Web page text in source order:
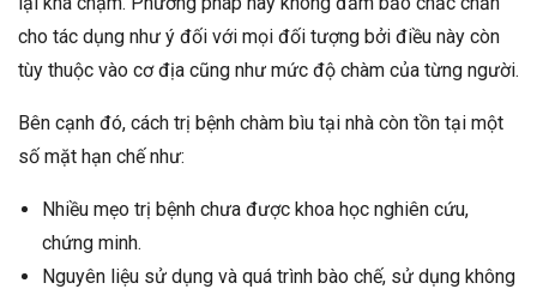
cho tác dụng như ý đối với mọi đối tượng bởi điều này còn
tùy thuộc vào cơ địa cũng như mức độ chàm của từng người.
Bên cạnh đó, cách trị bệnh chàm bìu tại nhà còn tồn tại một
số mặt hạn chế như:
Nhiều mẹo trị bệnh chưa được khoa học nghiên cứu,
chứng minh.
Nguyên liệu sử dụng và quá trình bào chế, sử dụng không